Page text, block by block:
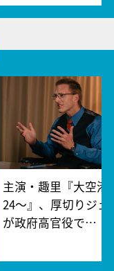
主演・趣里『大空港
24～』、厚切りジェ
が政府高官役で…